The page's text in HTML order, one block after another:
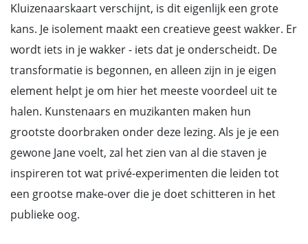
Kluizenaarskaart verschijnt, is dit eigenlijk een grote
kans. Je isolement maakt een creatieve geest wakker. Er
wordt iets in je wakker - iets dat je onderscheidt. De
transformatie is begonnen, en alleen zijn in je eigen
element helpt je om hier het meeste voordeel uit te
halen. Kunstenaars en muzikanten maken hun
grootste doorbraken onder deze lezing. Als je je een
gewone Jane voelt, zal het zien van al die staven je
inspireren tot wat privé-experimenten die leiden tot
een grootse make-over die je doet schitteren in het
publieke oog.